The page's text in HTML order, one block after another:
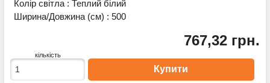
Колір світла :Теплий білий
Ширина/Довжина (см) :500
767,32 грн.
кількість